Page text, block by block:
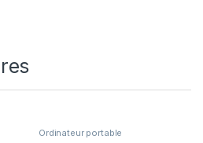
Ordinateur portable